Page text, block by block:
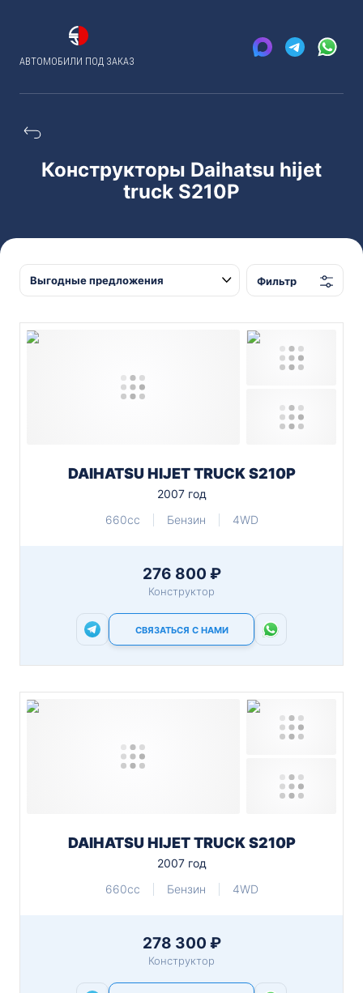
АВТОМОБИЛИ ПОД ЗАКАЗ
Конструкторы Daihatsu hijet
truck S210P
Фильтр
DAIHATSU HIJET TRUCK S210P
2007 год
660cc
Бензин 4WD
276 800 ₽
Конструктор
СВЯЗАТЬСЯ С НАМИ
DAIHATSU HIJET TRUCK S210P
2007 год
660cc
Бензин 4WD
278 300 ₽
Конструктор